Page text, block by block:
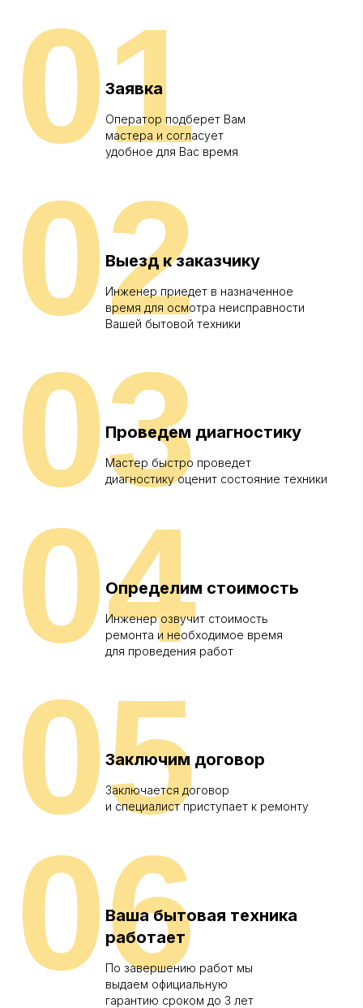
Заявка
Оператор подберет Вам
мастера и согласует
удобное для Вас время
01
Выезд к заказчику
Инженер приедет в назначенное
время для осмотра неисправности
Вашей бытовой техники
02
Проведем диагностику
Мастер быстро проведет
диагностику оценит состояние техники
03
Определим стоимость
Инженер озвучит стоимость
ремонта и необходимое время
для проведения работ
04
Заключим договор
Заключается договор
и специалист приступает к ремонту
05
Ваша бытовая техника
работает
По завершению работ мы
выдаем официальную
гарантию сроком до 3 лет
06